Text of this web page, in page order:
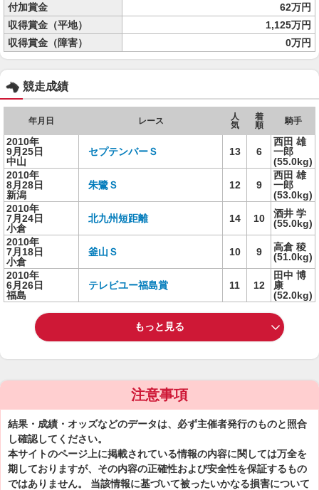
付加賞金
62万円
収得賞金（平地）
1,125万円
収得賞金（障害）
0万円
競走成績
年月日 レース
人
気
着
順
騎手
2010年
9月25日
中山
セプテンバーＳ 13 6
西田 雄
一郎
(55.0kg)
2010年
8月28日
新潟
朱鷺Ｓ 12 9
西田 雄
一郎
(53.0kg)
2010年
7月24日
小倉
北九州短距離 14 10
酒井 学
(55.0kg)
2010年
7月18日
小倉
釜山Ｓ 10 9
高倉 稜
(51.0kg)
2010年
6月26日
福島
テレビユー福島賞 11 12
田中 博
康
(52.0kg)
もっと見る
注意事項
結果・成績・オッズなどのデータは、必ず主催者発行のものと照合
し確認してください。
本サイトのページ上に掲載されている情報の内容に関しては万全を
期しておりますが、その内容の正確性および安全性を保証するもの
ではありません。 当該情報に基づいて被ったいかなる損害について